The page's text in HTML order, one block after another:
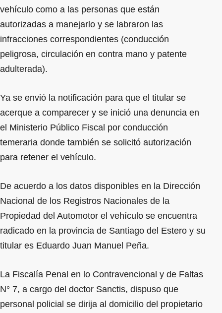
vehículo como a las personas que están
autorizadas a manejarlo y se labraron las
infracciones correspondientes (conducción
peligrosa, circulación en contra mano y patente
adulterada).
Ya se envió la notificación para que el titular se
acerque a comparecer y se inició una denuncia en
el Ministerio Público Fiscal por conducción
temeraria donde también se solicitó autorización
para retener el vehículo.
De acuerdo a los datos disponibles en la Dirección
Nacional de los Registros Nacionales de la
Propiedad del Automotor el vehículo se encuentra
radicado en la provincia de Santiago del Estero y su
titular es Eduardo Juan Manuel Peña.
La Fiscalía Penal en lo Contravencional y de Faltas
N° 7, a cargo del doctor Sanctis, dispuso que
personal policial se dirija al domicilio del propietario